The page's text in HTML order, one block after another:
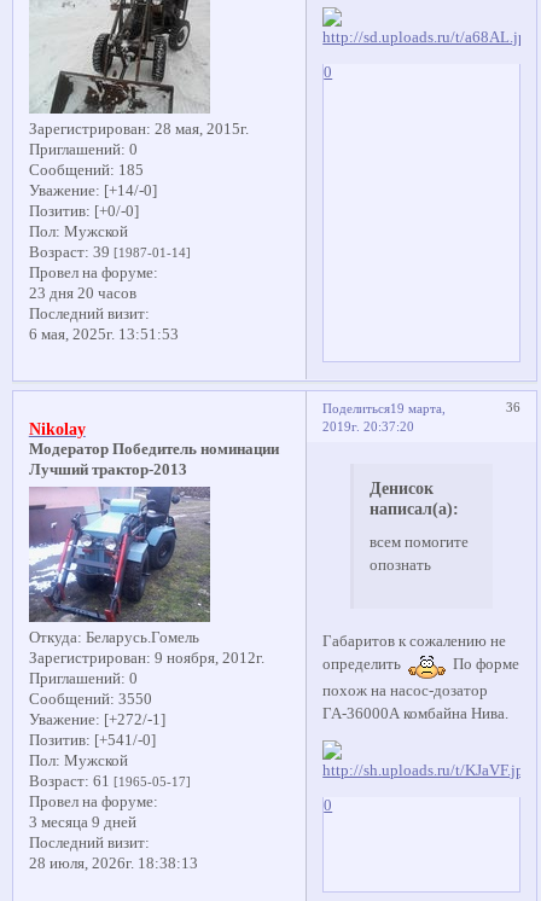
Зарегистрирован: 28 мая, 2015г.
Приглашений: 0
Сообщений: 185
Уважение: [+14/-0]
Позитив: [+0/-0]
Пол: Мужской
Возраст: 39 [1987-01-14]
Провел на форуме:
23 дня 20 часов
Последний визит:
6 мая, 2025г. 13:51:53
0
Поделиться 36
19 марта,
2019г. 20:37:20
Nikolay
Модератор Победитель номинации
Лучший трактор-2013
Откуда: Беларусь.Гомель
Зарегистрирован: 9 ноября, 2012г.
Приглашений: 0
Сообщений: 3550
Уважение: [+272/-1]
Позитив: [+541/-0]
Пол: Мужской
Возраст: 61 [1965-05-17]
Провел на форуме:
3 месяца 9 дней
Последний визит:
28 июля, 2026г. 18:38:13
Денисок
написал(а):
всем помогите
опознать
Габаритов к сожалению не
определить
По форме
похож на насос-дозатор
ГА-36000А комбайна Нива.
0